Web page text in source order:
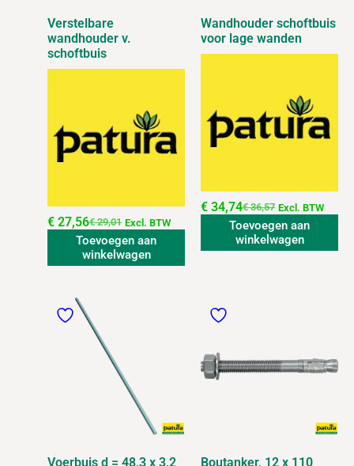
Verstelbare
wandhouder v.
schoftbuis
€29,01
€ 27,56 Excl. BTW
Toevoegen aan
winkelwagen
Wandhouder schoftbuis
voor lage wanden
€36,57
€ 34,74 Excl. BTW
Toevoegen aan
winkelwagen
Voerbuis d = 48,3 x 3,2
Boutanker, 12 x 110